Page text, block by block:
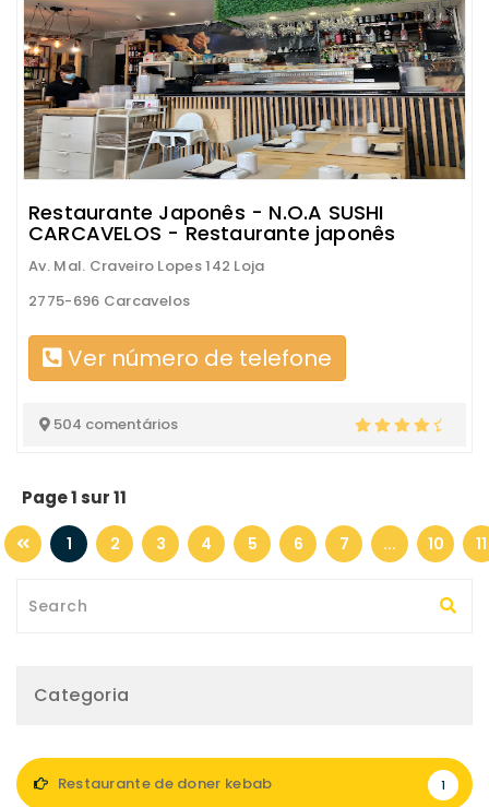
Restaurante Japonês - N.O.A SUSHI
CARCAVELOS - Restaurante japonês
Av. Mal. Craveiro Lopes 142 Loja
2775-696 Carcavelos
Ver número de telefone
504 comentários
Page 1 sur 11
1 2 3 4 5 6 7 ... 10 11
Categoria
Restaurante de doner kebab 1